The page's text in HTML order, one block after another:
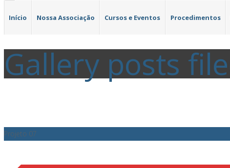
Início Nossa Associação Cursos e Eventos Procedimentos
Gallery posts
Projeto 07